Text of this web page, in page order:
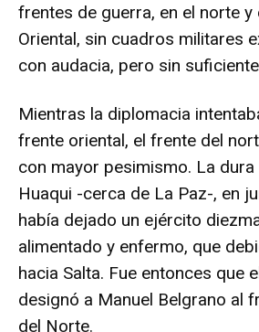
frentes de guerra, en el norte y
Oriental, sin cuadros militares
con audacia, pero sin
Mientras la diplomacia
frente oriental, el frente del
con mayor pesimismo. La
Huaqui -cerca de La Paz-, en
había dejado un ejército
alimentado y enfermo, que
hacia Salta. Fue entonces que
designó a Manuel Belgrano al
del Norte.